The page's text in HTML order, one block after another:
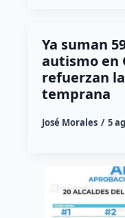
Ya suman
autismo en
refuerzan
temprana
José Morales 5